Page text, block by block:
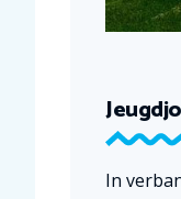
In